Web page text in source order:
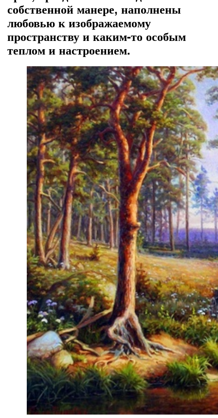
собственной манере, наполнены
любовью к изображаемому
пространству и каким-то особым
теплом и настроением.